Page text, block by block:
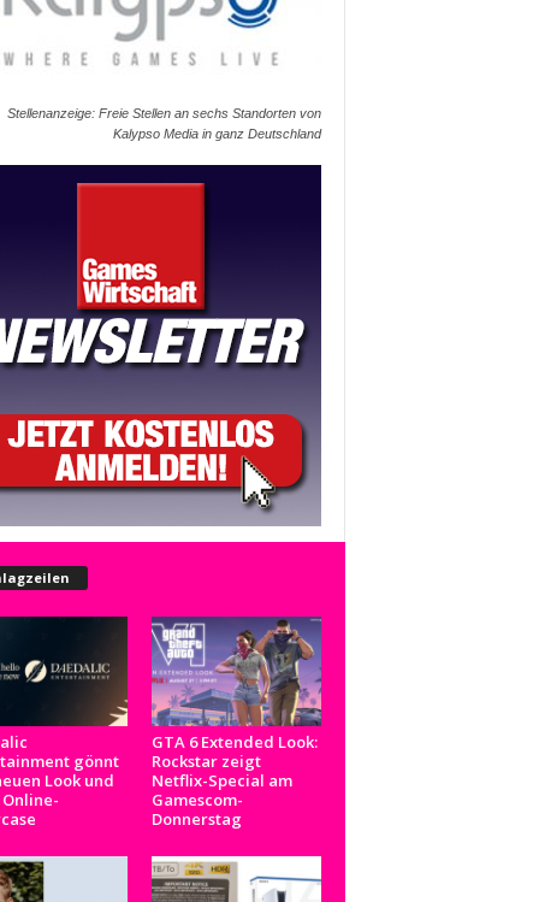
Stellenanzeige: Freie Stellen an sechs Standorten von
Kalypso Media in ganz Deutschland
gönnt
Look und
GTA 6 Extended Look:
Rockstar zeigt
Netflix-Special am
Gamescom-
Donnerstag